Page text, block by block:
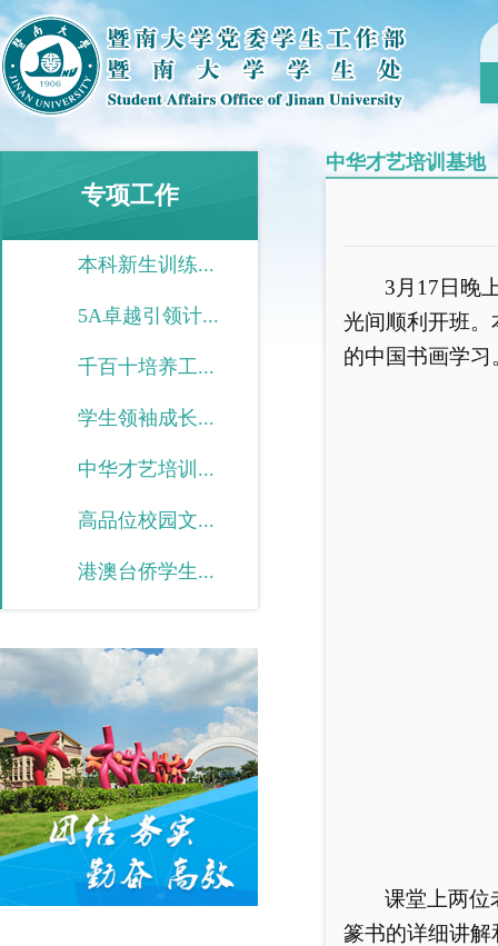
专项工作
本科新生训练...
5A卓越引领计...
千百十培养工...
学生领袖成长...
中华才艺培训...
高品位校园文...
港澳台侨学生...
中华才艺培训基地
3 月 17 日 晚
光间顺利开班。
的中国书画学习
课堂上两位
篆书的详细讲